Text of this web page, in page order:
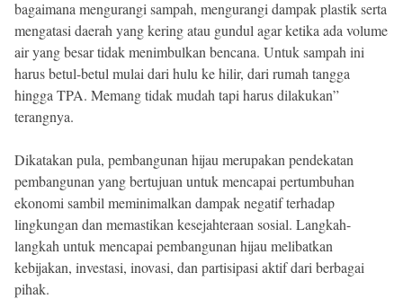
bagaimana mengurangi sampah, mengurangi dampak plastik serta
mengatasi daerah yang kering atau gundul agar ketika ada volume
air yang besar tidak menimbulkan bencana. Untuk sampah ini
harus betul-betul mulai dari hulu ke hilir, dari rumah tangga
hingga TPA. Memang tidak mudah tapi harus dilakukan”
terangnya.
Dikatakan pula, pembangunan hijau merupakan pendekatan
pembangunan yang bertujuan untuk mencapai pertumbuhan
ekonomi sambil meminimalkan dampak negatif terhadap
lingkungan dan memastikan kesejahteraan sosial. Langkah-
langkah untuk mencapai pembangunan hijau melibatkan
kebijakan, investasi, inovasi, dan partisipasi aktif dari berbagai
pihak.